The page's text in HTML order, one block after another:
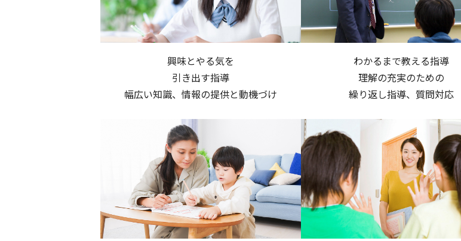
興味とやる気を
引き出す指導
幅広い知識、情報の提供と動機づけ
わかるまで教える指導
理解の充実のための
繰り返し指導、質問対応